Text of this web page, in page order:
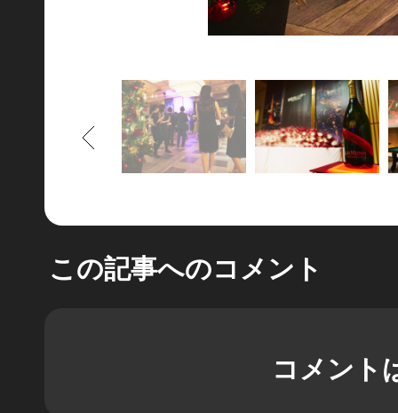
もどる
この記事へのコメント
コメント